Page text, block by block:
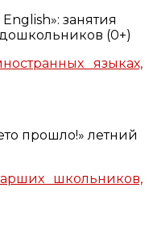
занятия
(0+)
языках,
прошло!» летний
школьников,